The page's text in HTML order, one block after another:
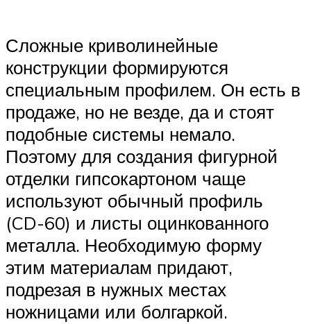
Сложные криволинейные
конструкции формируются
специальным профилем. Он есть в
продаже, но не везде, да и стоят
подобные системы немало.
Поэтому для создания фигурной
отделки гипсокартоном чаще
используют обычный профиль
(CD-60) и листы оцинкованного
металла. Необходимую форму
этим материалам придают,
подрезая в нужных местах
ножницами или болгаркой.